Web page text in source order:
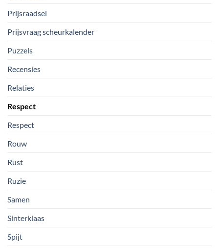
Prijsraadsel
Prijsvraag scheurkalender
Puzzels
Recensies
Relaties
Respect
Respect
Rouw
Rust
Ruzie
Samen
Sinterklaas
Spijt